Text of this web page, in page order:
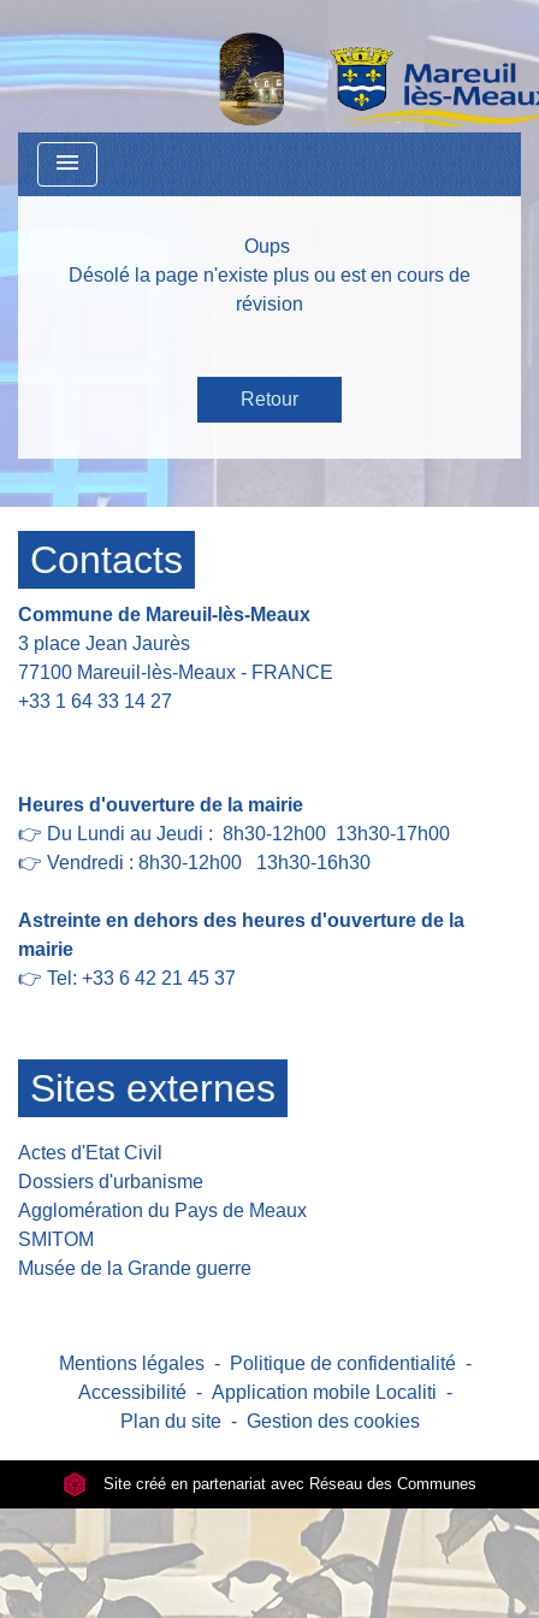
menu
Oups
Désolé la page n'existe plus ou est en cours de
révision
Retour
Contacts
Commune de Mareuil-lès-Meaux
3 place Jean Jaurès
77100 Mareuil-lès-Meaux - FRANCE
+33 1 64 33 14 27
Heures d'ouverture de la mairie
👉 Du Lundi au Jeudi : 8h30-12h00 13h30-17h00
👉 Vendredi : 8h30-12h00 13h30-16h30
Astreinte en dehors des heures d'ouverture de la
mairie
👉 Tel: +33 6 42 21 45 37
Sites externes
Actes d'Etat Civil
Dossiers d'urbanisme
Agglomération du Pays de Meaux
SMITOM
Musée de la Grande guerre
Mentions légales - Politique de confidentialité -
Accessibilité - Application mobile Localiti -
Plan du site - Gestion des cookies
Site créé en partenariat avec Réseau des Communes